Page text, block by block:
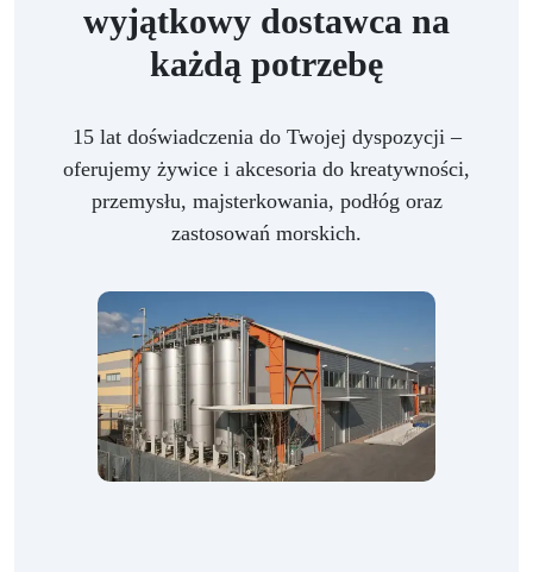
wyjątkowy dostawca na
każdą potrzebę
15 lat doświadczenia do Twojej dyspozycji –
oferujemy żywice i akcesoria do kreatywności,
przemysłu, majsterkowania, podłóg oraz
zastosowań morskich.